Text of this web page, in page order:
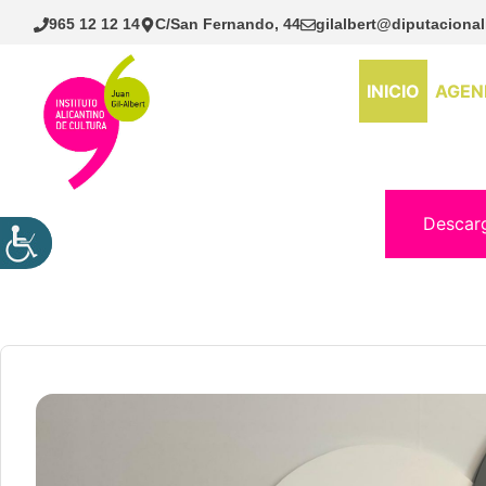
Saltar
965 12 12 14 C/San Fernando, 44
INICIO